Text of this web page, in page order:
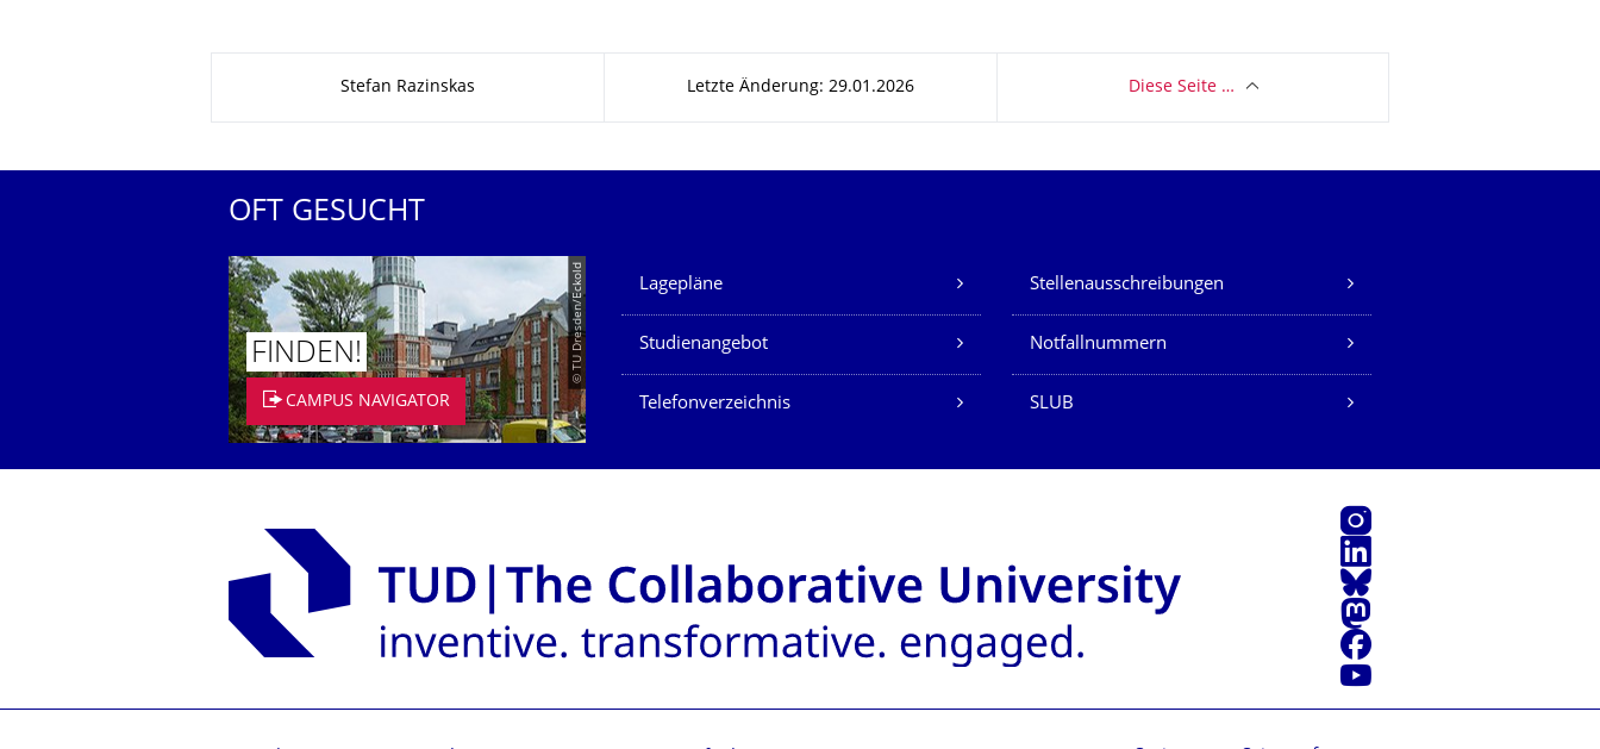
Stefan Razinskas Letzte Änderung: 29.01.2026 Diese Seite …
OFT GESUCHT
© TU Dresden/Eckold
FINDEN!
CAMPUS NAVIGATOR
Unsere Dienste
Lagepläne Stellenausschreibungen
Studienangebot Notfallnummern
Telefonverzeichnis SLUB
Instagram
LinkedIn
Bluesky
Mastodon
Facebook
Youtube